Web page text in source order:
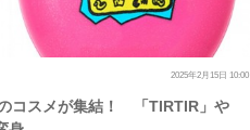
2025年2月15日 10:00
コスメが集結！ 「TIRTIR」や